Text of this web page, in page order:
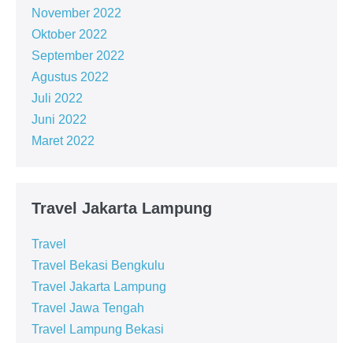
November 2022
Oktober 2022
September 2022
Agustus 2022
Juli 2022
Juni 2022
Maret 2022
Travel Jakarta Lampung
Travel
Travel Bekasi Bengkulu
Travel Jakarta Lampung
Travel Jawa Tengah
Travel Lampung Bekasi